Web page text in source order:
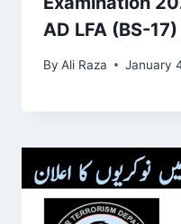
AD LFA (BS-
By Ali Raza January